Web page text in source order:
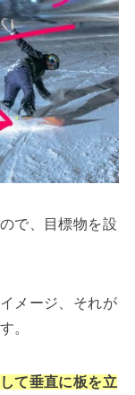
で、目標物を設
メージ、それが
。
て垂直に板を立